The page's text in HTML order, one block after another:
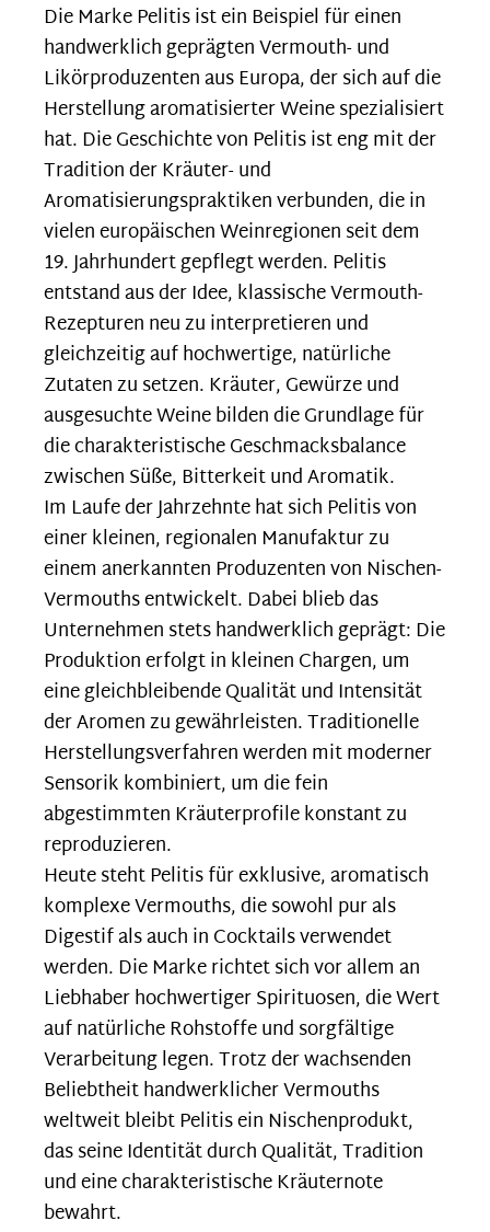
Die Marke Pelitis ist ein Beispiel für einen
handwerklich geprägten Vermouth- und
Likörproduzenten aus Europa, der sich auf die
Herstellung aromatisierter Weine spezialisiert
hat. Die Geschichte von Pelitis ist eng mit der
Tradition der Kräuter- und
Aromatisierungspraktiken verbunden, die in
vielen europäischen Weinregionen seit dem
19. Jahrhundert gepflegt werden. Pelitis
entstand aus der Idee, klassische Vermouth-
Rezepturen neu zu interpretieren und
gleichzeitig auf hochwertige, natürliche
Zutaten zu setzen. Kräuter, Gewürze und
ausgesuchte Weine bilden die Grundlage für
die charakteristische Geschmacksbalance
zwischen Süße, Bitterkeit und Aromatik.
Im Laufe der Jahrzehnte hat sich Pelitis von
einer kleinen, regionalen Manufaktur zu
einem anerkannten Produzenten von Nischen-
Vermouths entwickelt. Dabei blieb das
Unternehmen stets handwerklich geprägt: Die
Produktion erfolgt in kleinen Chargen, um
eine gleichbleibende Qualität und Intensität
der Aromen zu gewährleisten. Traditionelle
Herstellungsverfahren werden mit moderner
Sensorik kombiniert, um die fein
abgestimmten Kräuterprofile konstant zu
reproduzieren.
Heute steht Pelitis für exklusive, aromatisch
komplexe Vermouths, die sowohl pur als
Digestif als auch in Cocktails verwendet
werden. Die Marke richtet sich vor allem an
Liebhaber hochwertiger Spirituosen, die Wert
auf natürliche Rohstoffe und sorgfältige
Verarbeitung legen. Trotz der wachsenden
Beliebtheit handwerklicher Vermouths
weltweit bleibt Pelitis ein Nischenprodukt,
das seine Identität durch Qualität, Tradition
und eine charakteristische Kräuternote
bewahrt.